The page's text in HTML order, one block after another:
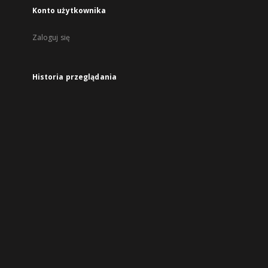
Konto użytkownika
Zaloguj się
Historia przeglądania